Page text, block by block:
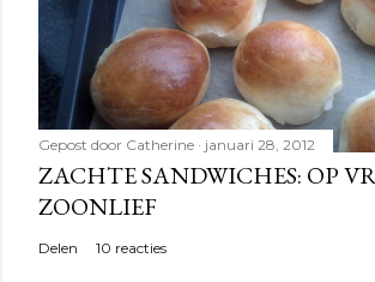
Gepost door Catherine januari 28, 2012
ZACHTE SANDWICHES: OP
ZOONLIEF
Delen 10 reacties